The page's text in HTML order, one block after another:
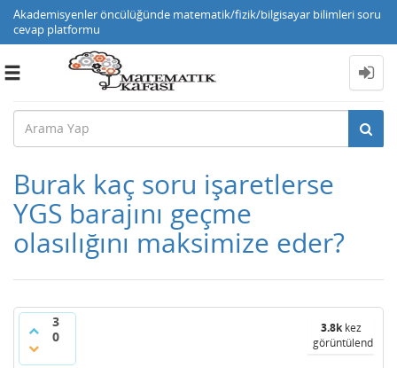
Akademisyenler öncülüğünde matematik/fizik/bilgisayar bilimleri soru
cevap platformu
Toggle
Burak kaç soru işaretlerse
YGS barajını geçme
olasılığını maksimize eder?
3
0
3.8kkez
görüntülendi